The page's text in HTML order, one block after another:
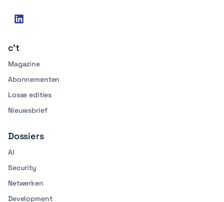
Social
linkedin
c't
Magazine
Abonnementen
Losse edities
Nieuwsbrief
Dossiers
AI
Security
Netwerken
Development